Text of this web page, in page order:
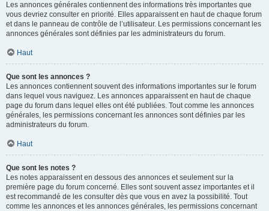
Les annonces générales contiennent des informations très importantes que
vous devriez consulter en priorité. Elles apparaissent en haut de chaque forum
et dans le panneau de contrôle de l’utilisateur. Les permissions concernant les
annonces générales sont définies par les administrateurs du forum.
Haut
Que sont les annonces ?
Les annonces contiennent souvent des informations importantes sur le forum
dans lequel vous naviguez. Les annonces apparaissent en haut de chaque
page du forum dans lequel elles ont été publiées. Tout comme les annonces
générales, les permissions concernant les annonces sont définies par les
administrateurs du forum.
Haut
Que sont les notes ?
Les notes apparaissent en dessous des annonces et seulement sur la
première page du forum concerné. Elles sont souvent assez importantes et il
est recommandé de les consulter dès que vous en avez la possibilité. Tout
comme les annonces et les annonces générales, les permissions concernant